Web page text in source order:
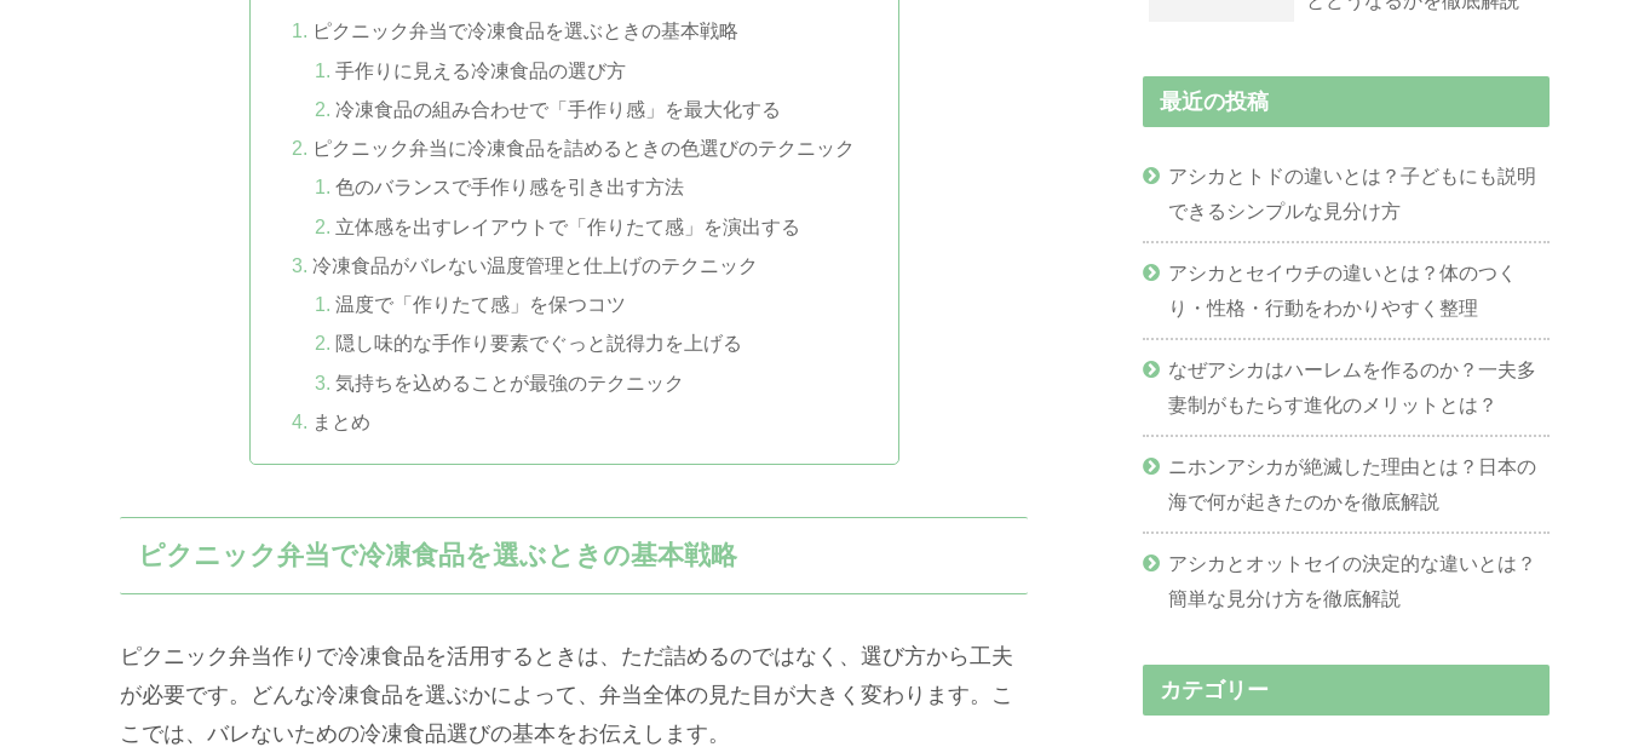
ピクニック弁当で冷凍食品を選ぶときの基本戦略
手作りに見える冷凍食品の選び方
冷凍食品の組み合わせで「手作り感」を最大化する
ピクニック弁当に冷凍食品を詰めるときの色選びのテクニック
色のバランスで手作り感を引き出す方法
立体感を出すレイアウトで「作りたて感」を演出する
冷凍食品がバレない温度管理と仕上げのテクニック
温度で「作りたて感」を保つコツ
隠し味的な手作り要素でぐっと説得力を上げる
気持ちを込めることが最強のテクニック
まとめ
ピクニック弁当で冷凍食品を選ぶときの基本戦略
ピクニック弁当作りで冷凍食品を活用するときは、ただ詰めるのではなく、選び方から工夫
が必要です。どんな冷凍食品を選ぶかによって、弁当全体の見た目が大きく変わります。こ
こでは、バレないための冷凍食品選びの基本をお伝えします。
最近の投稿
アシカとトドの違いとは？子どもにも説明
できるシンプルな見分け方
アシカとセイウチの違いとは？体のつく
り・性格・行動をわかりやすく整理
なぜアシカはハーレムを作るのか？一夫多
妻制がもたらす進化のメリットとは？
ニホンアシカが絶滅した理由とは？日本の
海で何が起きたのかを徹底解説
アシカとオットセイの決定的な違いとは？
簡単な見分け方を徹底解説
カテゴリー